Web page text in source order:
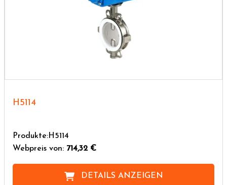
H5114
Produkte:H5114
Webpreis von: 714,32 €
DETAILS ANZEIGEN